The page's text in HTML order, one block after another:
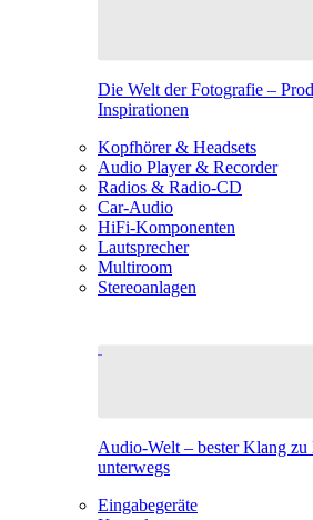
Die Welt der Fotografie –
Inspirationen
Kopfhörer & Headsets
Audio Player & Recorder
Radios & Radio-CD
Car-Audio
HiFi-Komponenten
Lautsprecher
Multiroom
Stereoanlagen
Audio-Welt – bester Klang zu
unterwegs
Eingabegeräte